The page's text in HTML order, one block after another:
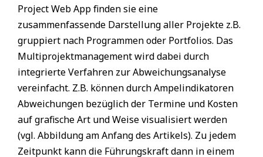
Project Web App finden sie eine
zusammenfassende Darstellung aller Projekte z.B.
gruppiert nach Programmen oder Portfolios. Das
Multiprojektmanagement wird dabei durch
integrierte Verfahren zur Abweichungsanalyse
vereinfacht. Z.B. können durch Ampelindikatoren
Abweichungen bezüglich der Termine und Kosten
auf grafische Art und Weise visualisiert werden
(vgl. Abbildung am Anfang des Artikels). Zu jedem
Zeitpunkt kann die Führungskraft dann in einem